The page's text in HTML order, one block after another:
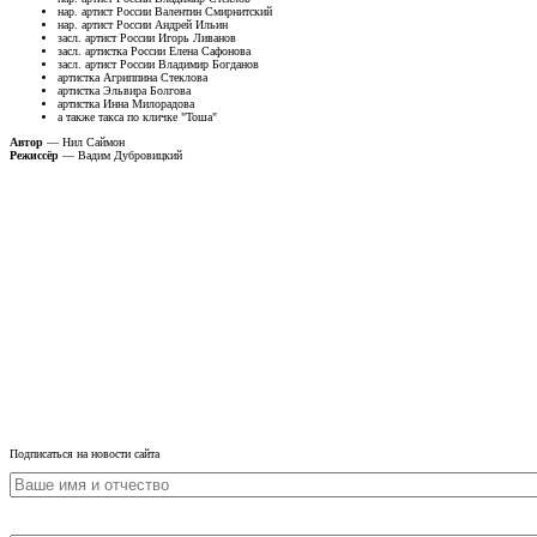
нар. артист России Валентин Смирнитский
нар. артист России Андрей Ильин
засл. артист России Игорь Ливанов
засл. артистка России Елена Сафонова
засл. артист России Владимир Богданов
артистка Агриппина Стеклова
артистка Эльвира Болгова
артистка Инна Милорадова
а также такса по кличке "Тоша"
Автор — Нил Саймон
Режиссёр — Вадим Дубровицкий
Подписаться на новости сайта